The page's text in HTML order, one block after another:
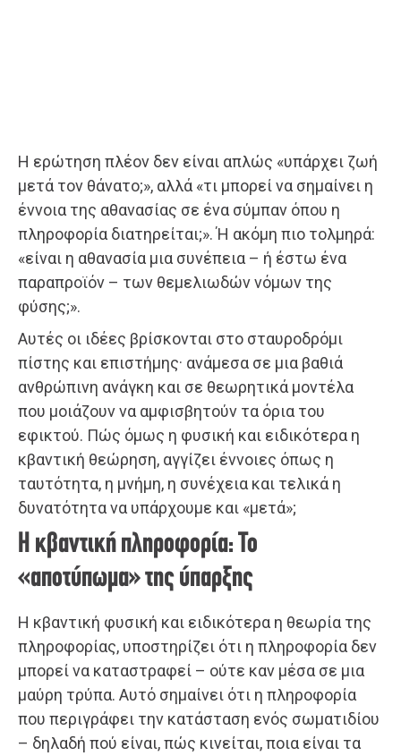
Η ερώτηση πλέον δεν είναι απλώς «υπάρχει ζωή
μετά τον θάνατο;», αλλά «τι μπορεί να σημαίνει η
έννοια της αθανασίας σε ένα σύμπαν όπου η
πληροφορία διατηρείται;». Ή ακόμη πιο τολμηρά:
«είναι η αθανασία μια συνέπεια – ή έστω ένα
παραπροϊόν – των θεμελιωδών νόμων της
φύσης;».
Αυτές οι ιδέες βρίσκονται στο σταυροδρόμι
πίστης και επιστήμης· ανάμεσα σε μια βαθιά
ανθρώπινη ανάγκη και σε θεωρητικά μοντέλα
που μοιάζουν να αμφισβητούν τα όρια του
εφικτού. Πώς όμως η φυσική και ειδικότερα η
κβαντική θεώρηση, αγγίζει έννοιες όπως η
ταυτότητα, η μνήμη, η συνέχεια και τελικά η
δυνατότητα να υπάρχουμε και «μετά»;
Η κβαντική πληροφορία: Το
«αποτύπωμα» της ύπαρξης
Η κβαντική φυσική και ειδικότερα η θεωρία της
πληροφορίας, υποστηρίζει ότι η πληροφορία δεν
μπορεί να καταστραφεί – ούτε καν μέσα σε μια
μαύρη τρύπα. Αυτό σημαίνει ότι η πληροφορία
που περιγράφει την κατάσταση ενός σωματιδίου
– δηλαδή πού είναι, πώς κινείται, ποια είναι τα